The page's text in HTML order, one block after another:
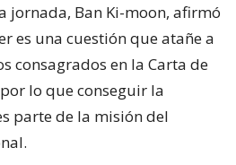
jornada, Ban Ki-moon, afirmó
es una cuestión que atañe a
consagrados en la Carta de
lo que conseguir la
parte de la misión del